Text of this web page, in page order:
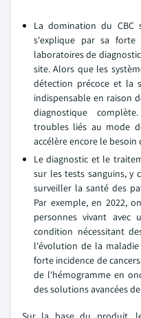
La domination du CBC
s'explique par sa forte
laboratoires de
site. Alors que les
détection précoce et la
indispensable en raison
diagnostique
troubles liés au mode
accélère encore le besoin
Le diagnostic et le
sur les tests sanguins, y
surveiller la santé des
Par exemple, en 2022,
personnes vivant avec
condition nécessitant
l'évolution de la
forte incidence de
de l'hémogramme en
des solutions avancées